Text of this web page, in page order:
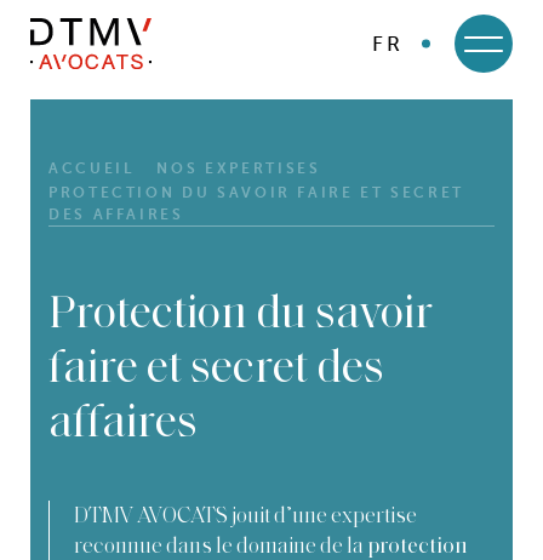
content
FR
ACCUEIL
NOS EXPERTISES
PROTECTION DU SAVOIR FAIRE ET SECRET
DES AFFAIRES
Protection du savoir
faire et secret des
affaires
DTMV AVOCATS jouit d’une expertise
reconnue dans le domaine de la protection